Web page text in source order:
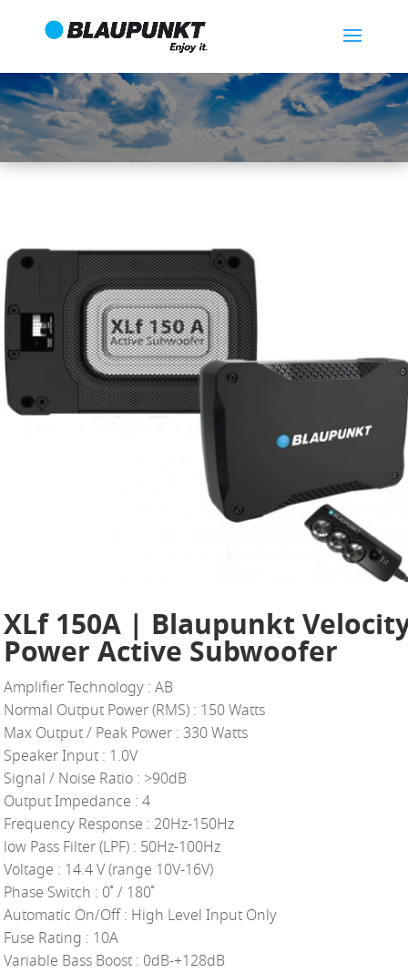
XLf 150A | Blaupunkt
Power Active Subwoofer
Amplifier Technology : AB
Normal Output Power (RMS) : 150 Watts
Max Output / Peak Power : 330 Watts
Speaker Input : 1.0V
Signal / Noise Ratio : >90dB
Output Impedance : 4
Frequency Response : 20Hz-150Hz
low Pass Filter (LPF) : 50Hz-100Hz
Voltage : 14.4 V (range 10V-16V)
Phase Switch : 0 ํ / 180 ํ
Automatic On/Off : High Level Input Only
Fuse Rating : 10A
Variable Bass Boost : 0dB-+128dB